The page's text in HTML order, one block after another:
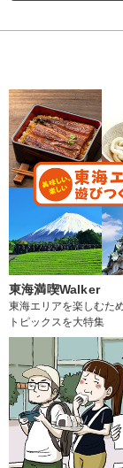
東海満喫Walker
東海エリアを楽しむた
トピックスを大特集